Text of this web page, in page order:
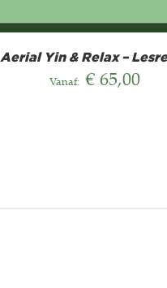
Aerial Yin & Relax –
Vanaf: € 65,00